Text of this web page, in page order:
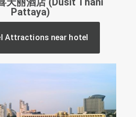
Pattaya)
Attractions near hotel